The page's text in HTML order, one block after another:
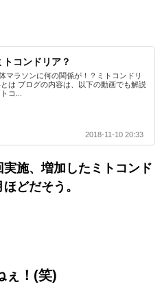
コンドリア？
マラソンに何の関係が！？ミトコンドリ
は ブログの内容は、以下の動画でも解説
コ...
2018-11-10 20:33
施、増加したミトコンド
どだそう。
ぇ！(笑)